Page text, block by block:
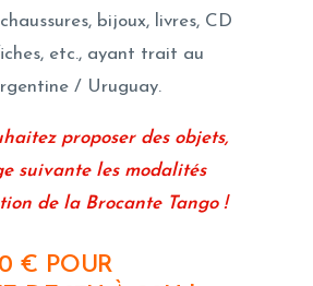
bijoux, livres, CD
etc., ayant trait au
/ Uruguay.
proposer des objets,
suivante les modalités
de la Brocante Tango !
€ POUR